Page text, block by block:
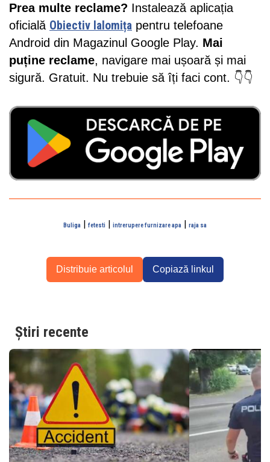
Prea multe reclame? Instalează aplicația
oficială Obiectiv Ialomița pentru telefoane
Android din Magazinul Google Play. Mai
puține reclame, navigare mai ușoară și mai
sigură. Gratuit. Nu trebuie să îți faci cont. 👇👇
Buliga | fetesti | intrerupere furnizare apa | raja sa
Distribuie articolul Copiază linkul
Știri recente